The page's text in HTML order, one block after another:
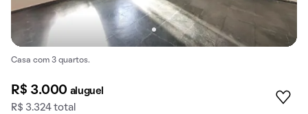
Casa com 3 quartos.
R$ 3.000 aluguel
R$ 3.324 total